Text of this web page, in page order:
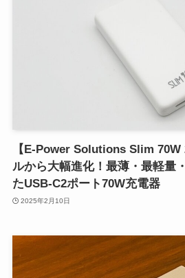
【E-Power Solutions Slim
ルから大幅進化！最薄・最軽量
たUSB-C2ポート70W充電器
2025年2月10日